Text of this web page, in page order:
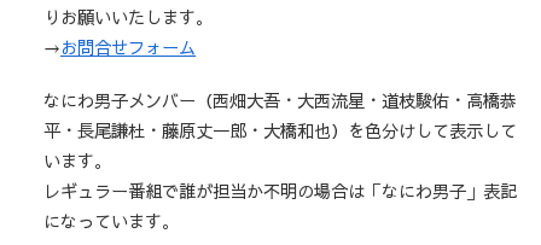
りお願いいたします。
→お問合せフォーム
なにわ男子メンバー（西畑大吾・大西流星・道枝駿佑・高橋恭
平・長尾謙杜・藤原丈一郎・大橋和也）を色分けして表示して
います。
レギュラー番組で誰が担当か不明の場合は「なにわ男子」表記
になっています。